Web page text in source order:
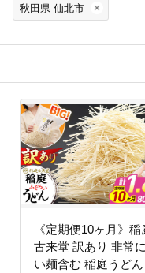
秋田県 仙北市
《定期便10ヶ月》稲
古来堂 訳あり 非常
い麺含む 稲庭うどん